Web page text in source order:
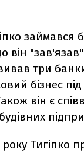
займався
він
три
бізнес
він є
року Тигіпко